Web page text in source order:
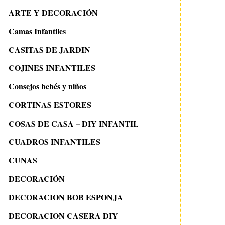
ARTE Y DECORACIÓN
Camas Infantiles
CASITAS DE JARDIN
COJINES INFANTILES
Consejos bebés y niños
CORTINAS ESTORES
COSAS DE CASA – DIY INFANTIL
CUADROS INFANTILES
CUNAS
DECORACIÓN
DECORACION BOB ESPONJA
DECORACION CASERA DIY